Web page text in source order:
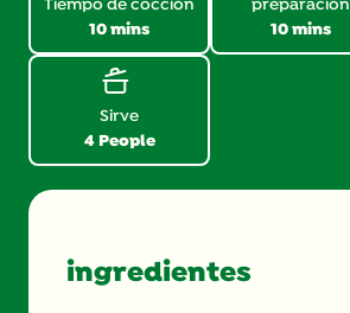
10 mins
Tiempo de cocción
10 mins
preparación
4 People
Sirve
ingredientes